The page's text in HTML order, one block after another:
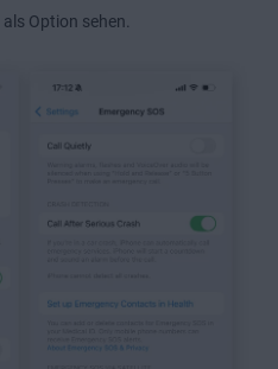
als Option sehen.